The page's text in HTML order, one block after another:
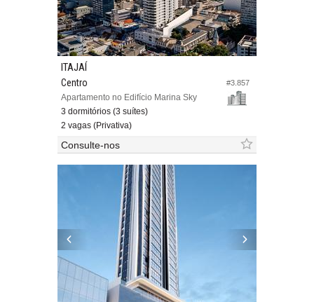
#3.857
ITAJAÍ
Centro
Apartamento no Edifício Marina Sky
3 dormitórios (3 suítes)
2 vagas (Privativa)
Consulte-nos